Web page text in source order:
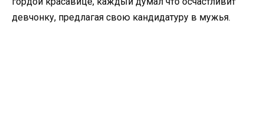
девчонку, предлагая свою кандидатуру в мужья.